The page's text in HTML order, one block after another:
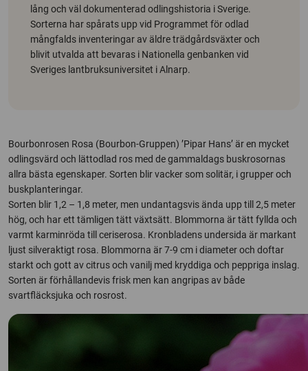
lång och väl dokumenterad odlingshistoria i Sverige.
Sorterna har spårats upp vid Programmet för odlad
mångfalds inventeringar av äldre trädgårdsväxter och
blivit utvalda att bevaras i Nationella genbanken vid
Sveriges lantbruksuniversitet i Alnarp.
Bourbonrosen Rosa (Bourbon-Gruppen) ’Pipar Hans’ är en mycket
odlingsvärd och lättodlad ros med de gammaldags buskrosornas
allra bästa egenskaper. Sorten blir vacker som solitär, i grupper och
buskplanteringar.
Sorten blir 1,2 – 1,8 meter, men undantagsvis ända upp till 2,5 meter
hög, och har ett tämligen tätt växtsätt. Blommorna är tätt fyllda och
varmt karminröda till ceriserosa. Kronbladens undersida är markant
ljust silveraktigt rosa. Blommorna är 7-9 cm i diameter och doftar
starkt och gott av citrus och vanilj med kryddiga och peppriga inslag.
Sorten är förhållandevis frisk men kan angripas av både
svartfläcksjuka och rosrost.